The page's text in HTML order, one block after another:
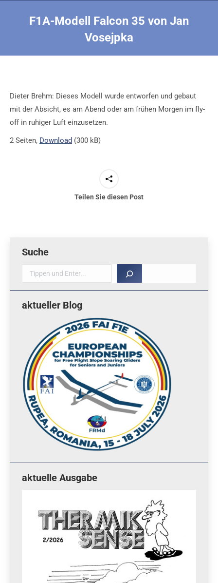
F1A-Modell Falcon 35 von Jan
Vosejpka
Dieter Brehm: Dieses Modell wurde entworfen und gebaut
mit der Absicht, es am Abend oder am frühen Morgen im fly-
off in ruhiger Luft einzusetzen.
2 Seiten, Download (300 kB)
Teilen Sie diesen Post
Suche
Suche
aktueller Blog
aktuelle Ausgabe